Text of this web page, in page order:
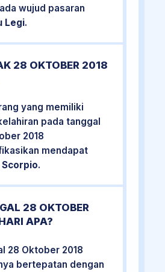
wujud pasaran
Legi.
28 OKTOBER 2018
yang memiliki
pada tanggal
2018
mendapat
.
28 OKTOBER
APA?
28 Oktober 2018
bertepatan dengan